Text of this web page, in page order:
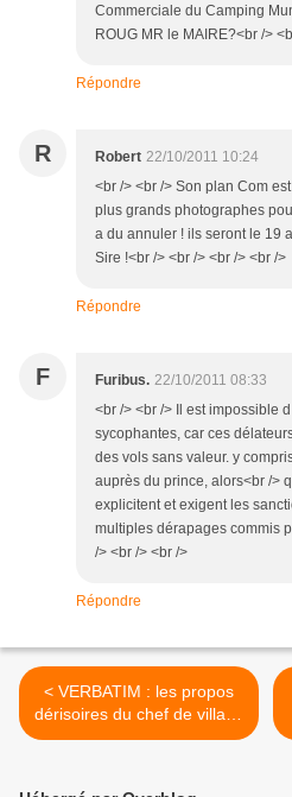
Commerciale du Camping
ROUG MR le MAIRE?<br />
Répondre
R Robert 22/10/2011 10:24
<br /> <br /> Son plan Com
plus grands photographes
a du annuler ! ils seront le 19
Sire !<br /> <br /> <br /> <br />
Répondre
F Furibus. 22/10/2011 08:33
<br /> <br /> Il est impossible
sycophantes, car ces
des vols sans valeur. y
auprès du prince, alors<br />
explicitent et exigent les
multiples dérapages commis
/> <br /> <br />
Répondre
< VERBATIM : les propos
dérisoires du chef de village
à FR 3 le 14 octobre 2011